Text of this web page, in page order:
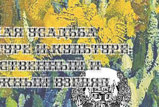
усадьба
и культуре:
и
взгляд